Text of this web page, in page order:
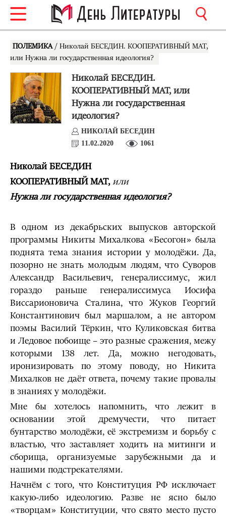
ПОЛЕМИКА / Николай БЕСЕДИН. КООПЕРАТИВНЫЙ МАТ,
или Нужна ли государственная идеология?
Николай БЕСЕДИН.
КООПЕРАТИВНЫЙ МАТ, или
Нужна ли государственная
идеология?
НИКОЛАЙ БЕСЕДИН
11.02.2020
1061
Николай БЕСЕДИН
КООПЕРАТИВНЫЙ МАТ, или
Нужна ли государственная идеология?
В одном из декабрьских выпусков авторской
программы Никиты Михалкова «Бесогон» была
поднята тема знания истории у молодёжи. Да,
позорно не знать молодым людям, что Суворов
Александр Васильевич, генералиссимус, жил
гораздо раньше генералиссимуса Иосифа
Виссарионовича Сталина, что Жуков Георгий
Константинович был маршалом, а не автором
поэмы Василий Тёркин, что Куликовская битва
и Ледовое побоище – это разные сражения, межу
которыми 138 лет. Да, можно негодовать,
иронизировать по этому поводу, но Никита
Михалков не даёт ответа, почему такие провалы
в знаниях у молодёжи.
Мне бы хотелось напомнить, что лежит в
основании этой дремучести, что питает
бунтарство молодёжи, её экстремизм и борьбу с
властью, что заставляет ходить на митинги и
сборища, организуемые зарубежными да и
нашими подстрекателями.
Начнём с того, что Конституция РФ исключает
какую-либо идеологию. Разве не ясно было
«творцам» Конституции, что свято место пусто